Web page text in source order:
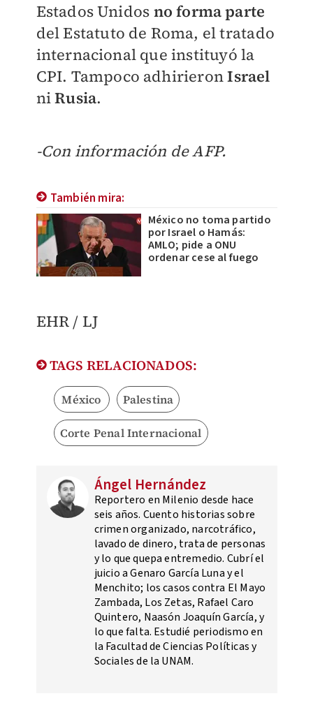
Estados Unidos no forma parte
del Estatuto de Roma, el tratado
internacional que instituyó la
CPI. Tampoco adhirieronIsrael
niRusia.
-Con información de AFP.
También mira:
México no toma partido
por Israel o Hamás:
AMLO; pide a ONU
ordenar cese al fuego
EHR / LJ
TAGS RELACIONADOS:
México Palestina
Corte Penal Internacional
Ángel Hernández
Reportero en Milenio desde hace
seis años. Cuento historias sobre
crimen organizado, narcotráfico,
lavado de dinero, trata de personas
y lo que quepa entremedio. Cubrí el
juicio a Genaro García Luna y el
Menchito; los casos contra El Mayo
Zambada, Los Zetas, Rafael Caro
Quintero, Naasón Joaquín García, y
lo que falta. Estudié periodismo en
la Facultad de Ciencias Políticas y
Sociales de la UNAM.